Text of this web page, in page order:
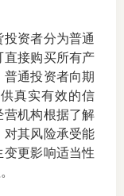
资者分为普通
接购买所有产
通投资者向期
真实有效的信
营机构根据了解
对其风险承受能
更影响适当性